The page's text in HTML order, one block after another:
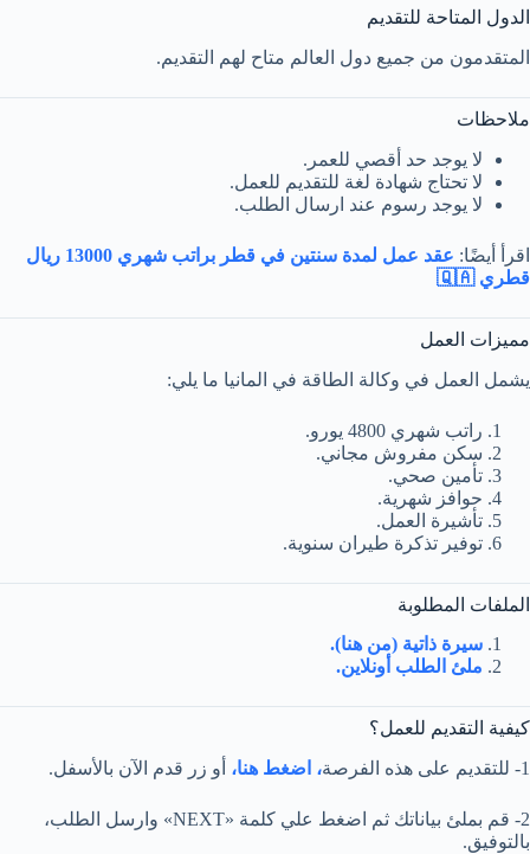
الدول المتاحة للتقديم
المتقدمون من جميع دول العالم متاح لهم التقديم.
ملاحظات
لا يوجد حد أقصي للعمر.
لا تحتاج شهادة لغة للتقديم للعمل.
لا يوجد رسوم عند ارسال الطلب.
اقرأ أيضًا:
عقد عمل لمدة سنتين في قطر براتب شهري 13000 ريال
قطري 🇶🇦
مميزات العمل
يشمل العمل في وكالة الطاقة في المانيا ما يلي:
راتب شهري 4800 يورو.
سكن مفروش مجاني.
تأمين صحي.
حوافز شهرية.
تأشيرة العمل.
توفير تذكرة طيران سنوية.
الملفات المطلوبة
سيرة ذاتية (من هنا).
ملئ الطلب أونلاين.
كيفية التقديم للعمل؟
1- للتقديم على هذه الفرصة
، اضغط هنا، أو زر قدم الآن بالأسفل.
2- قم بملئ بياناتك ثم اضغط علي كلمة «NEXT» وارسل الطلب،
بالتوفيق.